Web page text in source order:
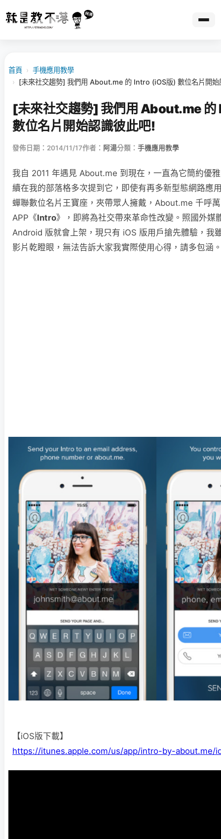
首頁 › 手機應用教學
› [未來社交趨勢] 我們用 About.me 的 Intro (iOS版) 數位名片開始
[未來社交趨勢] 我們用 About.me
數位名片開始認識彼此吧!
發佈日期：2014/11/17作者： 阿湯分類： 手機應用教學
我自 2011 年遇見 About.me 到現在，一直為它簡約優
續在我的部落格多次提到它，即使有再多新型態網路應
蟬聯數位名片王寶座，夾帶眾人擁戴，About.me 千呼
APP《Intro》，即將為社交帶來革命性改變。照國外媒
Android 版就會上架，現只有 iOS 版用戶搶先體驗，我
影片乾瞪眼，無法告訴大家我實際使用心得，請多包涵
【iOS版下載】
https://itunes.apple.com/us/app/intro-by-about.me/